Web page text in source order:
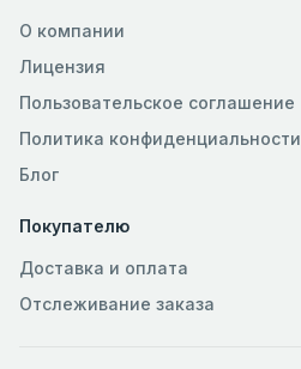
О компании
Лицензия
Пользовательское соглашение
Политика конфиденциальности
Блог
Покупателю
Доставка и оплата
Отслеживание заказа